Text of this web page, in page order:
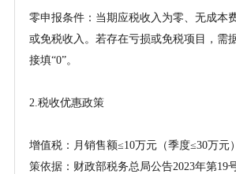
零申报条件：当期应税收入为零、无成本
或免税收入。若存在亏损或免税项目，需
接填“0”。
2.税收优惠政策
增值税：月销售额≤10万元（季度≤30万元
策依据：财政部税务总局公告2023年第19